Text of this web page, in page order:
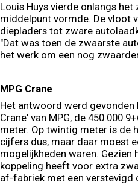
Louis Huys vierde onlangs
middelpunt vormde. De vloot
diepladers tot zware
"Dat was toen de zwaarste
het werk om een nog
MPG Crane
Het antwoord werd gevonden
Crane' van MPG, de 450.000
meter. Op twintig meter is de
cijfers dus, maar daar moest
mogelijkheden waren. Gezien
koppeling heeft voor extra
af-fabriek met een verstevigd